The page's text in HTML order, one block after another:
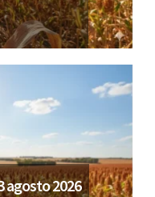
agosto 2026